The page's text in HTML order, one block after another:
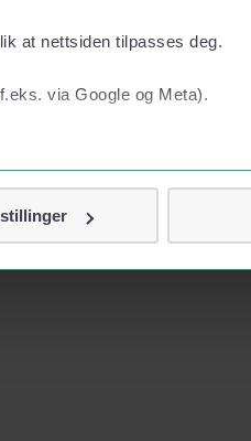
at nettsiden tilpasses deg.
via Google og Meta).